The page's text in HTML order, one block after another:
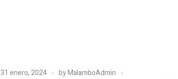
31 enero, 2024 byMalamboAdmin